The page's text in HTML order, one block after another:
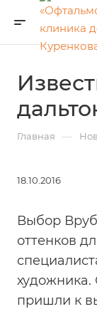
Главная —
18.10.2016
Выбор
оттенков
пришли к